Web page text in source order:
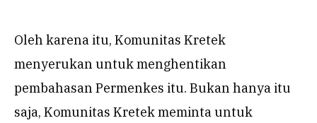
Oleh karena itu, Komunitas Kretek
menyerukan untuk menghentikan
pembahasan Permenkes itu. Bukan hanya itu
saja, Komunitas Kretek meminta untuk